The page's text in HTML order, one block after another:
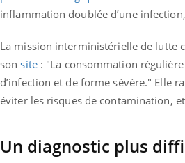
inflammation doublée d’une
La mission interministérielle de lutte
son site: "La consommation régulière
d’infection et de forme sévère." Elle
éviter les risques de contamination,
Un diagnostic plus